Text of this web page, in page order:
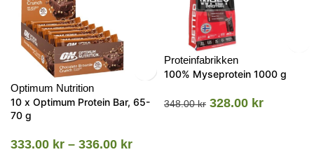
Optimum Nutrition
10 x Optimum Protein Bar, 65-
70 g
333.00 kr – 336.00 kr
Proteinfabrikken
100% Myseprotein 1000 g
348.00kr 328.00 kr